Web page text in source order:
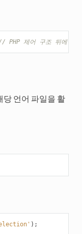
PHP 제어 구조 뒤에 단
언어 파일을 활
);